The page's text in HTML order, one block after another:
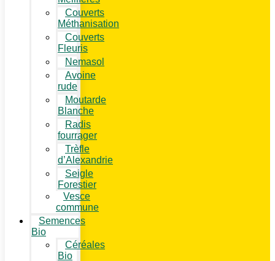
Couverts
Méthanisation
Couverts
Fleuris
Nemasol
Avoine
rude
Moutarde
Blanche
Radis
fourrager
Trèfle
d’Alexandrie
Seigle
Forestier
Vesce
commune
Semences
Bio
Céréales
Bio